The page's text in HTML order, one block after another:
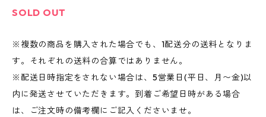
SOLD OUT
※複数の商品を購入された場合でも、1配送分の送料となりま
す。それぞれの送料の合算ではありません。
※配送日時指定をされない場合は、5営業日(平日、月〜金)以
内に発送させていただきます。到着ご希望日時がある場合
は、ご注文時の備考欄にご記入くださいませ。